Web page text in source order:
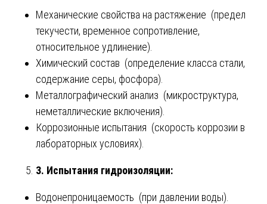
Механические свойства на растяжение (предел
текучести, временное сопротивление,
относительное удлинение).
Химический состав (определение класса стали,
содержание серы, фосфора).
Металлографический анализ (микроструктура,
неметаллические включения).
Коррозионные испытания (скорость коррозии в
лабораторных условиях).
3. Испытания гидроизоляции:
Водонепроницаемость (при давлении воды).